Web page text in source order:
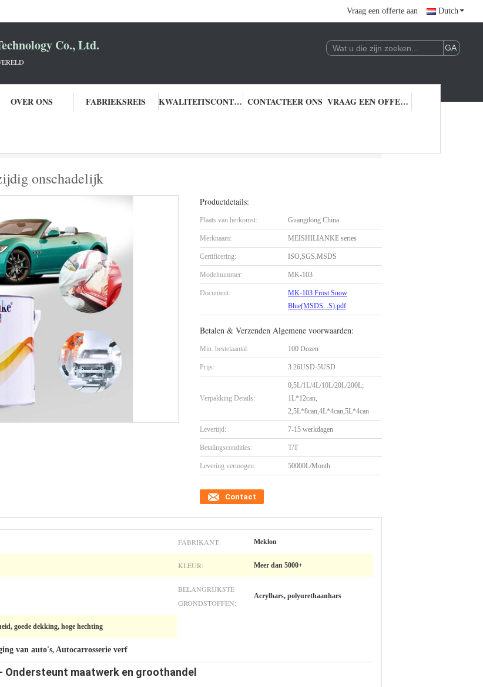
Vraag een offerte aan Dutch
Co., Ltd.
OVER ONS FABRIEKSREIS KWALITEITSCONTROLE CONTACTEER ONS VRAAG EEN OFFERTE AAN
onschadelijk
Productdetails:
Plaats van herkomst: Guangdong China
Merknaam: MEISHILIANKE series
Certificering: ISO,SGS,MSDS
Modelnummer: MK-103
Document:
MK-103 Frost Snow
Blue(MSDS...S).pdf
Betalen & Verzenden Algemene voorwaarden:
Min. bestelaantal: 100 Dozen
Prijs: 3.26USD-5USD
Verpakking Details:
0,5L/1L/4L/10L/20L/200L;
1L*12can,
2,5L*8can,4L*4can,5L*4can
Levertijd: 7-15 werkdagen
Betalingscondities: T/T
Levering vermogen: 50000L/Month
Contact
FABRIKANT: Meklon
KLEUR: Meer dan 5000+
BELANGRIJKSTE
GRONDSTOFFEN:
Acrylhars, polyurethaanhars
goede dekking, hoge hechting
van auto's, Autocarrosserie verf
Ondersteunt maatwerk en groothandel